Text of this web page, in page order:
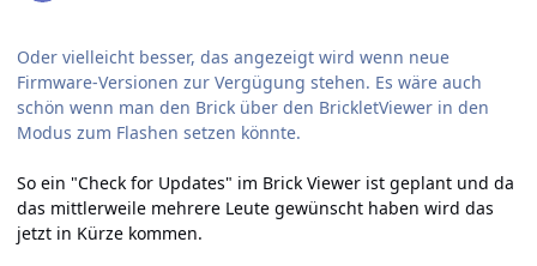
Oder vielleicht besser, das angezeigt wird wenn neue
Firmware-Versionen zur Vergügung stehen. Es wäre auch
schön wenn man den Brick über den BrickletViewer in den
Modus zum Flashen setzen könnte.
So ein "Check for Updates" im Brick Viewer ist geplant und da
das mittlerweile mehrere Leute gewünscht haben wird das
jetzt in Kürze kommen.